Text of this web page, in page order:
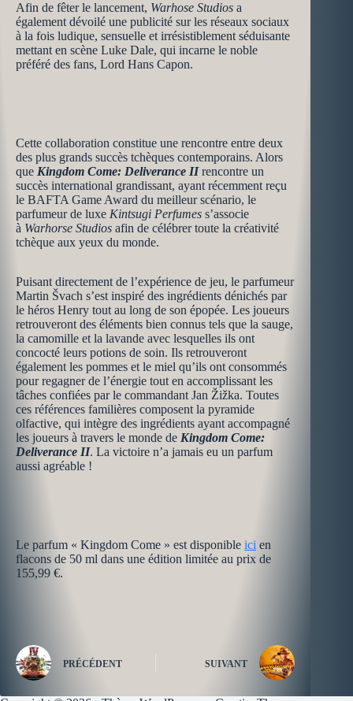
Afin de fêter le lancement, Warhose Studios a
également dévoilé une publicité sur les réseaux sociaux
à la fois ludique, sensuelle et irrésistiblement séduisante
mettant en scène Luke Dale, qui incarne le noble
préféré des fans, Lord Hans Capon.
Cette collaboration constitue une rencontre entre deux
des plus grands succès tchèques contemporains. Alors
que Kingdom Come: Deliverance IIrencontre un
succès international grandissant, ayant récemment reçu
le BAFTA Game Award du meilleur scénario, le
parfumeur de luxe Kintsugi Perfumes s’associe
à Warhorse Studios afin de célébrer toute la créativité
tchèque aux yeux du monde.
Puisant directement de l’expérience de jeu, le parfumeur
Martin Švach s’est inspiré des ingrédients dénichés par
le héros Henry tout au long de son épopée. Les joueurs
retrouveront des éléments bien connus tels que la sauge,
la camomille et la lavande avec lesquelles ils ont
concocté leurs potions de soin. Ils retrouveront
également les pommes et le miel qu’ils ont consommés
pour regagner de l’énergie tout en accomplissant les
tâches confiées par le commandant Jan Žižka. Toutes
ces références familières composent la pyramide
olfactive, qui intègre des ingrédients ayant accompagné
les joueurs à travers le monde de Kingdom Come:
Deliverance II. La victoire n’a jamais eu un parfum
aussi agréable !
Le parfum « Kingdom Come » est disponible ici en
flacons de 50 ml dans une édition limitée au prix de
155,99 €.
PRÉCÉDENT SUIVANT